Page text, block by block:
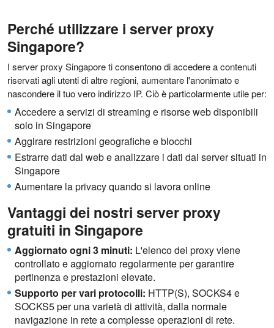
Perché utilizzare i server proxy
Singapore?
I server proxy Singapore ti consentono di accedere a contenuti
riservati agli utenti di altre regioni, aumentare l'anonimato e
nascondere il tuo vero indirizzo IP. Ciò è particolarmente utile per:
Accedere a servizi di streaming e risorse web disponibili
solo in Singapore
Aggirare restrizioni geografiche e blocchi
Estrarre dati dal web e analizzare i dati dai server situati in
Singapore
Aumentare la privacy quando si lavora online
Vantaggi dei nostri server proxy
gratuiti in Singapore
Aggiornato ogni 3 minuti: L'elenco dei proxy viene
controllato e aggiornato regolarmente per garantire
pertinenza e prestazioni elevate.
Supporto per vari protocolli: HTTP(S), SOCKS4 e
SOCKS5 per una varietà di attività, dalla normale
navigazione in rete a complesse operazioni di rete.